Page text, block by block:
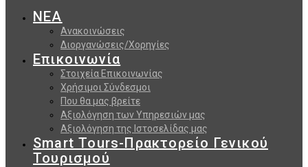
ΝΕΑ
Ανακοινώσεις
Διοργανώσεις/Χορηγίες
Επικοινωνία
Στοιχεία Επικοινωνίας
Χρήσιμοι Σύνδεσμοι
Που θα μας βρείτε
Αξιολόγηση των Υπηρεσιών μας
Αξιολόγηση της Ιστοσελίδας μας
Smart Tours-Πρακτορείο Γενικού
Τουρισμού